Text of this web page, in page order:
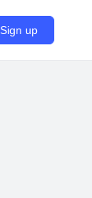
Sign up